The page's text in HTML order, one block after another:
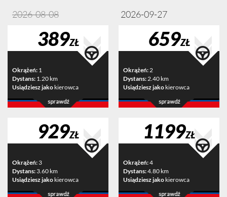
2026-08-08 2026-09-27
389ZŁ
Okrążeń: 1
Dystans: 1.20 km
Usiądziesz jako kierowca
659ZŁ
Okrążeń:2
Dystans:2.40 km
Usiądziesz jako kierowca
929ZŁ
Okrążeń: 3
Dystans: 3.60 km
Usiądziesz jako kierowca
1199ZŁ
Okrążeń:4
Dystans:4.80 km
Usiądziesz jako kierowca